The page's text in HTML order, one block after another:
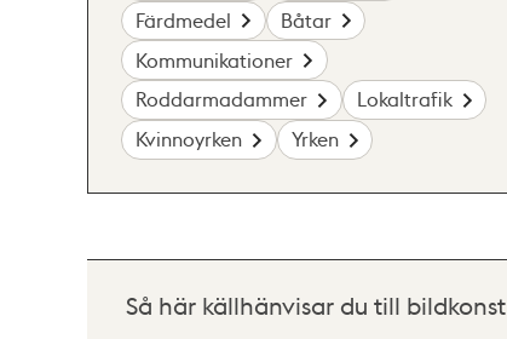
Färdmedel
Båtar
Kommunikationer
Roddarmadammer
Lokaltrafik
Kvinnoyrken
Yrken
Så här källhänvisar du till bildkonst